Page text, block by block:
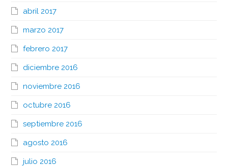
abril 2017
marzo 2017
febrero 2017
diciembre 2016
noviembre 2016
octubre 2016
septiembre 2016
agosto 2016
julio 2016